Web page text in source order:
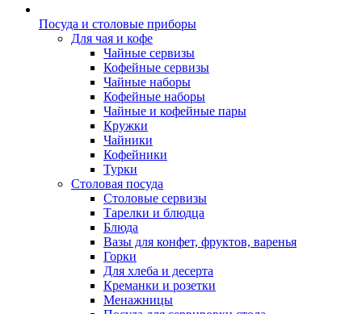
Посуда и столовые приборы
Для чая и кофе
Чайные сервизы
Кофейные сервизы
Чайные наборы
Кофейные наборы
Чайные и кофейные пары
Кружки
Чайники
Кофейники
Турки
Столовая посуда
Столовые сервизы
Тарелки и блюдца
Блюда
Вазы для конфет, фруктов, варенья
Горки
Для хлеба и десерта
Креманки и розетки
Менажницы